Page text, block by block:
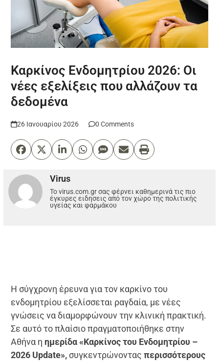
Καρκίνος Ενδομητρίου 2026: Οι
νέες εξελίξεις που αλλάζουν τα
δεδομένα
26 Ιανουαρίου 2026 0 Comments
Virus
Το virus.com.gr σας φέρνει καθημερινά τις πιο
έγκυρες ειδησεις από τον χώρο της πολιτικής
υγείας και φαρμάκου
Η σύγχρονη έρευνα για τον καρκίνο του
ενδομητρίου εξελίσσεται ραγδαία, με νέες
γνώσεις να διαμορφώνουν την κλινική πρακτική.
Σε αυτό το πλαίσιο πραγματοποιήθηκε στην
Αθήνα η ημερίδα «Καρκίνος του Ενδομητρίου –
2026 Update», συγκεντρώνονταςπερισσότερους